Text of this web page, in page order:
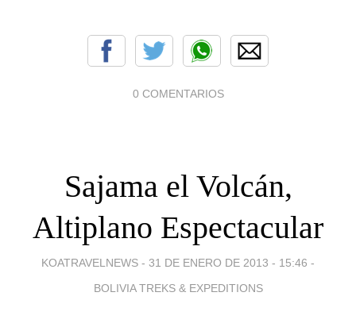
0 COMENTARIOS
Sajama el Volcán,
Altiplano Espectacular
KOATRAVELNEWS - 31 DE ENERO DE 2013 - 15:46 -
BOLIVIA TREKS & EXPEDITIONS